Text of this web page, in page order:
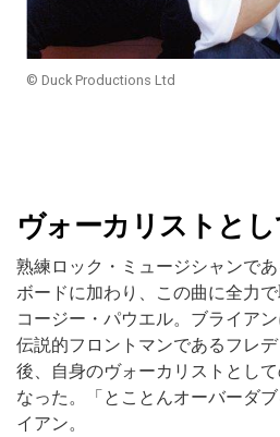
© Duck Productions Ltd
ヴォーカリストと
熟練ロック・ミュージシャンで
ボードに加わり、この曲に全力
コージー・パウエル。ブライア
伝説的フロントマンであるフレ
後、自身のヴォーカリストとし
なった。「とことんオーバーダ
イアン。